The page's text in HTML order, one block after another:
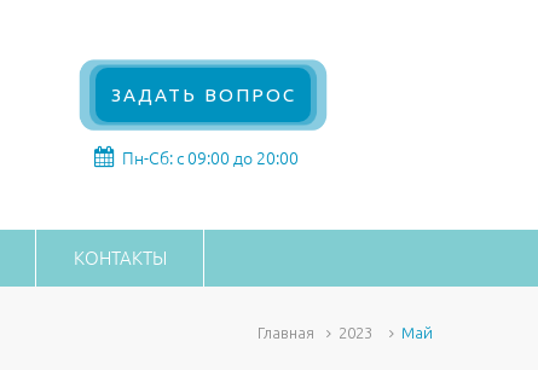
ЗАДАТЬ ВОПРОС
Пн-Сб: с 09:00 до 20:00
КОНТАКТЫ
Главная 2023 Май